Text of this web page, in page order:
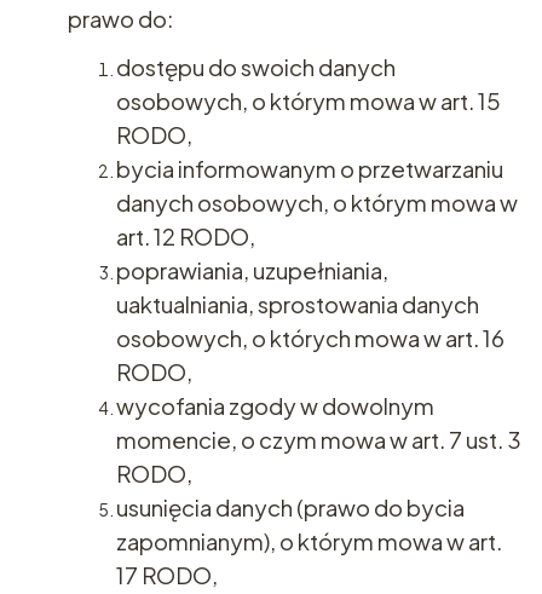
prawo do:
dostępu do swoich danych
osobowych, o którym mowa w art. 15
RODO,
bycia informowanym o przetwarzaniu
danych osobowych, o którym mowa w
art. 12 RODO,
poprawiania, uzupełniania,
uaktualniania, sprostowania danych
osobowych, o których mowa w art. 16
RODO,
wycofania zgody w dowolnym
momencie, o czym mowa w art. 7 ust. 3
RODO,
usunięcia danych (prawo do bycia
zapomnianym), o którym mowa w art.
17 RODO,